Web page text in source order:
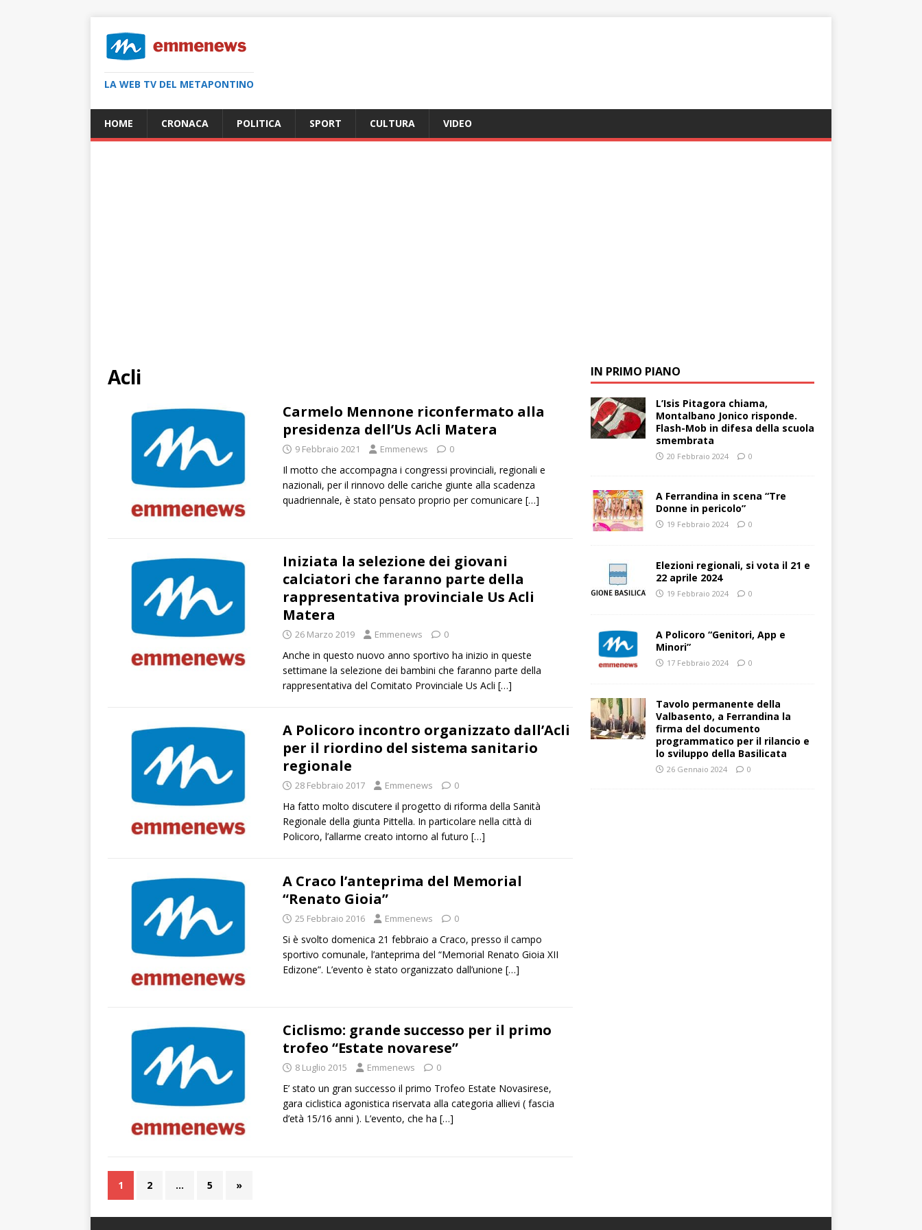
LA WEB TV DEL METAPONTINO
HOME CRONACA POLITICA SPORT CULTURA VIDEO
Acli
Carmelo Mennone riconfermato alla
presidenza dell’Us Acli Matera
9 Febbraio 2021 Emmenews 0
Il motto che accompagna i congressi provinciali, regionali e
nazionali, per il rinnovo delle cariche giunte alla scadenza
quadriennale, è stato pensato proprio per comunicare […]
Iniziata la selezione dei giovani
calciatori che faranno parte della
rappresentativa provinciale Us Acli
Matera
26 Marzo 2019 Emmenews 0
Anche in questo nuovo anno sportivo ha inizio in queste
settimane la selezione dei bambini che faranno parte della
rappresentativa del Comitato Provinciale Us Acli […]
A Policoro incontro organizzato dall’Acli
per il riordino del sistema sanitario
regionale
28 Febbraio 2017 Emmenews 0
Ha fatto molto discutere il progetto di riforma della Sanità
Regionale della giunta Pittella. In particolare nella città di
Policoro, l’allarme creato intorno al futuro […]
A Craco l’anteprima del Memorial
“Renato Gioia”
25 Febbraio 2016 Emmenews 0
Si è svolto domenica 21 febbraio a Craco, presso il campo
sportivo comunale, l’anteprima del “Memorial Renato Gioia XII
Edizone”. L’evento è stato organizzato dall’unione […]
Ciclismo: grande successo per il primo
trofeo “Estate novarese”
8 Luglio 2015 Emmenews 0
E’ stato un gran successo il primo Trofeo Estate Novasirese,
gara ciclistica agonistica riservata alla categoria allievi ( fascia
d’età 15/16 anni ). L’evento, che ha […]
1 2 … 5 »
IN PRIMO PIANO
L’Isis Pitagora chiama,
Montalbano Jonico risponde.
Flash-Mob in difesa della scuola
smembrata
20 Febbraio 2024 0
A Ferrandina in scena “Tre
Donne in pericolo”
19 Febbraio 2024 0
Elezioni regionali, si vota il 21 e
22 aprile 2024
19 Febbraio 2024 0
A Policoro “Genitori, App e
Minori”
17 Febbraio 2024 0
Tavolo permanente della
Valbasento, a Ferrandina la
firma del documento
programmatico per il rilancio e
lo sviluppo della Basilicata
26 Gennaio 2024 0